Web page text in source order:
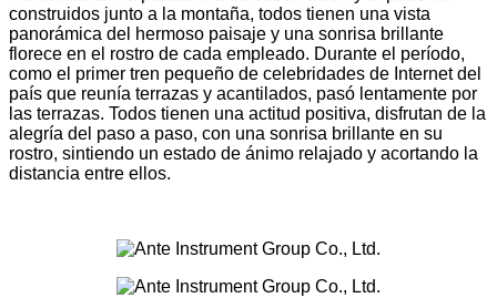
construidos junto a la montaña, todos tienen una vista
panorámica del hermoso paisaje y una sonrisa brillante
florece en el rostro de cada empleado. Durante el período,
como el primer tren pequeño de celebridades de Internet del
país que reunía terrazas y acantilados, pasó lentamente por
las terrazas. Todos tienen una actitud positiva, disfrutan de la
alegría del paso a paso, con una sonrisa brillante en su
rostro, sintiendo un estado de ánimo relajado y acortando la
distancia entre ellos.